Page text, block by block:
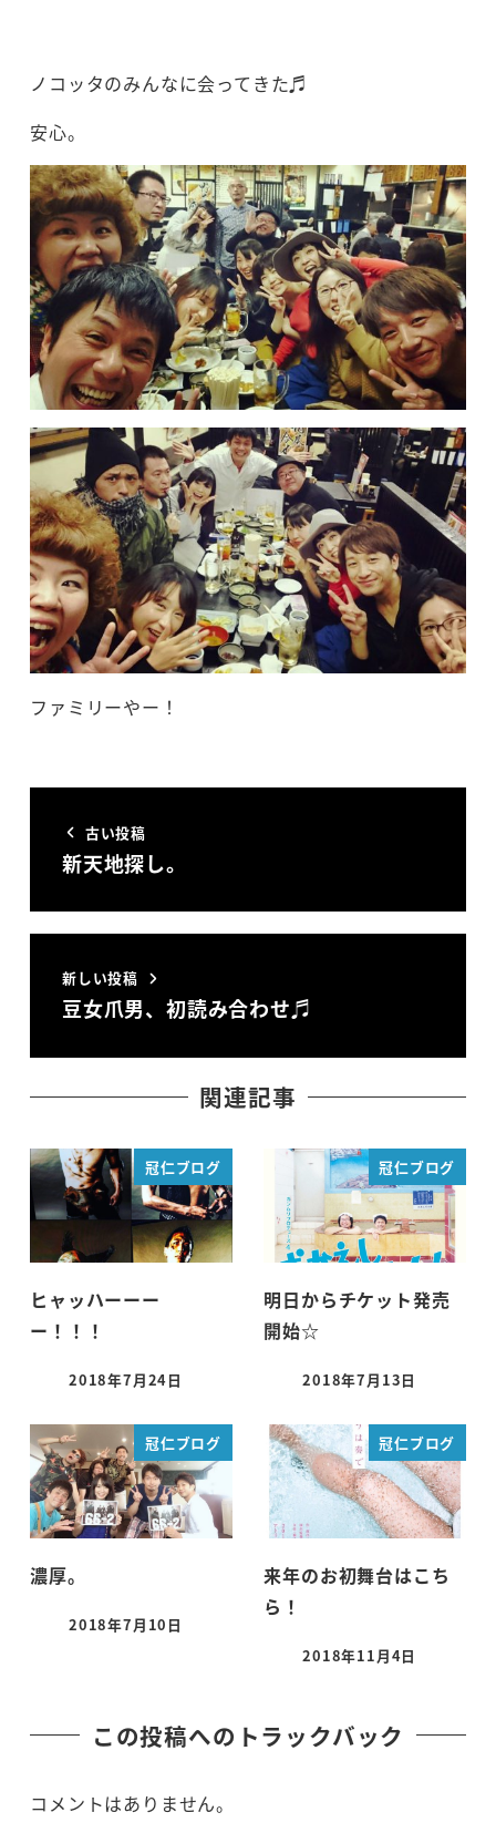
ノコッタのみんなに会ってきた♬
安心。
ファミリーやー！
古い投稿
新天地探し。
新しい投稿
豆女爪男、初読み合わせ♬
関連記事
冠仁ブログ
ヒャッハーーー
ー！！！
投稿日
2018年7月24日
冠仁ブログ
明日からチケット発売
開始☆
投稿日
2018年7月13日
冠仁ブログ
濃厚。
投稿日
2018年7月10日
冠仁ブログ
来年のお初舞台はこち
ら！
投稿日
2018年11月4日
この投稿へのトラックバック
コメントはありません。